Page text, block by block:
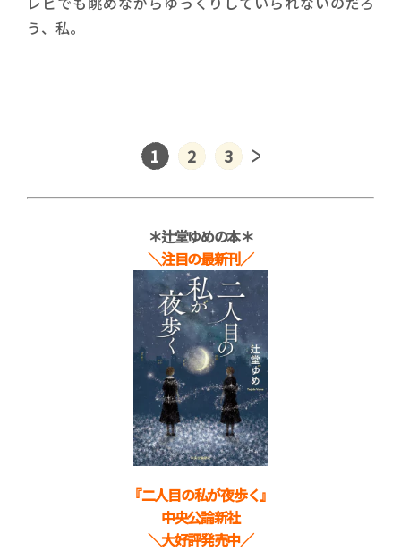
う、私。
1 2 3
＊辻堂ゆめの本＊
＼注目の最新刊／
『二人目の私が夜歩く』
中央公論新社
＼大好評発売中／